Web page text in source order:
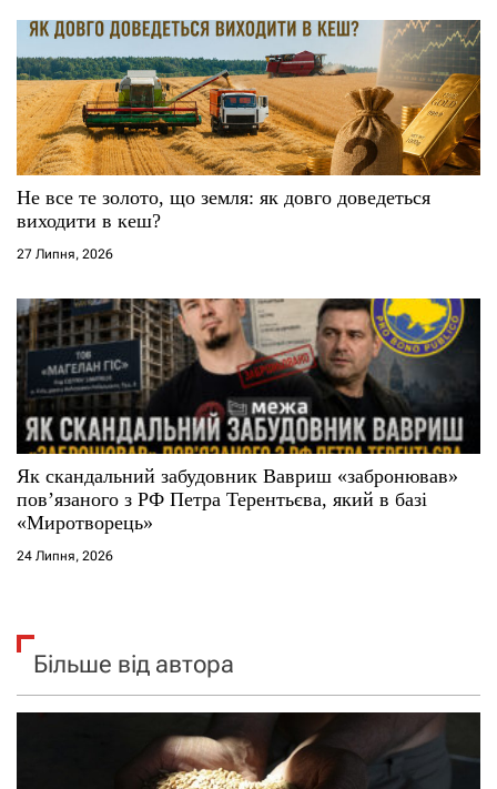
Не все те золото, що земля: як довго доведеться
виходити в кеш?
27 Липня, 2026
Як скандальний забудовник Вавриш «забронював»
повʼязаного з РФ Петра Терентьєва, який в базі
«Миротворець»
24 Липня, 2026
Більше від автора